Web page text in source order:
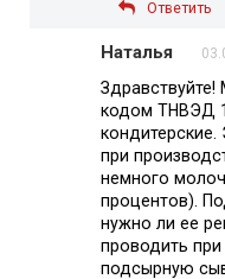
Ответить
Наталья
кодом ТНВЭД
кондитерские.
при
немного
процентов).
нужно ли ее
проводить
подсырную